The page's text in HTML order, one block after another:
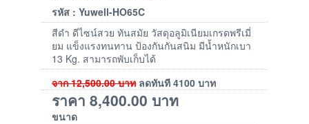
รหัส : Yuwell-HO65C
สีดำ ดีไซน์สวย ทันสมัย วัสดุอลูมิเนียมเกรดพรีเมี่
ยม แข็งแรงทนทาน ป้องกันกันสนิม มีน้ำหนักเบา
13 Kg. สามารถพับเก็บได้
จาก12,500.00บาท ลดทันที 4100 บาท
ราคา 8,400.00 บาท
ขนาด